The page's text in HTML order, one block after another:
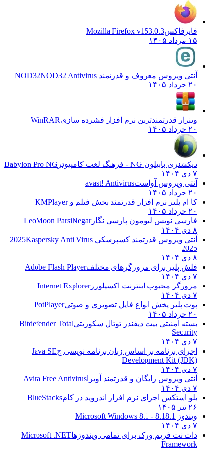
فایرفاکس Mozilla Firefox v153.0.3
آنتی ویروس معروف و قدرتمند NOD32NOD32 Antivirus
وینرار قدرتمندترین نرم افزار فشرده سازی WinRAR
دیکشنری بابیلون NG - فرهنگ لغت کامپیوتر
Babylon Pro NG
آنتی ویروس آواست avast! Antivirus
کا ام پلیر نرم افزار قدرتمند پخش فیلم وKMPlayer
فارسی نویس لیومون پارسی نگارLeoMoon ParsiNegar
آنتی ویروس قدرتمند کسپرسکی 2025 Kaspersky Anti Virus
فلش پلیر برای مرورگرهای مختلفAdobe Flash Player
مرورگر محبوب اینترنت اکسپلوررInternet Explorer
پوت پلیر پخش انواع فایل تصویری و صوتی PotPlayer
بسته امنیتی بیت دیفندر توتال سکوریتیBitdefender Total
Security
اجرای برنامه بر اساس زبان برنامه نویسی جJava SE
Development Kit (JDK)
آنتی ویروس رایگان و قدرتمند آویراAvira Free Antivirus
بلو استکس اجرای نرم افزار اندروید در کامBlueStacks
ویندوز 8.18.1 - Microsoft Windows 8.1
دات نت فریم ورک برای تمامی ویندوزهاMicrosoft .NET
Framework